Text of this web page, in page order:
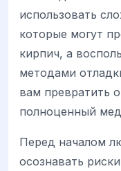
использовать
которые могут
кирпич, а
методами
вам превратить
полноценный
Перед началом
осознавать